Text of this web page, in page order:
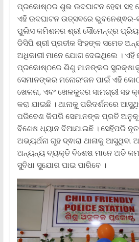
ପ୍ରକୋଷ୍ଠର ଶୁଭ ଉଦଘାଟନ ହେବା ସହ
ଏହି ଉଦଘାଟନ ଉତ୍ସବରେ ଭୁବନେଶ୍ଵର-
ପୁଲିସ କମିଶନର ଶ୍ରୀ ସୌମେନ୍ଦ୍ର
ଡିସିପି ଶ୍ରୀ ପ୍ରତୀକ ସିଂହଙ୍କ ସମେତ
ଅଧିକାରୀ ମାନେ ଯୋଗ ଦେଇଥିଲେ ।
ପ୍ରକୋଷ୍ଠରେ ଶିଶୁ ମାନଙ୍କର
ସେମାନଙ୍କର ମନୋରଂଜନ ପାଇଁ ଏହି
ଖେଳନା, ଏବଂ ଖେଳକୁଦର ସାମଗ୍ରୀ ସହ
କରା ଯାଇଛି । ଥାନାକୁ ପରିଦର୍ଶନରେ
ପରିବେଶ କିପରି ସେମାନଙ୍କ ପ୍ରତି
ବିଶେଷ ଧ୍ୟାନ ଦିଆଯାଇଛି । ସେହିପରି
ଅଭ୍ୟର୍ଥନା ଗୃହ ଦ୍ଵାରା ଥାନାକୁ ଆସୁଥିବା
ଅନ୍ୟନ୍ୟ ବ୍ୟକ୍ତି ବିଶେଷ ମାନେ ଅତି
ସୁବିଧା ସୁଯୋଗ ପାଇ ପାରିବେ ।